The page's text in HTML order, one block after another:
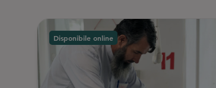
Disponibile online